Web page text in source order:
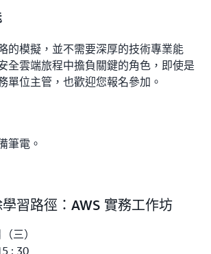
的模擬，並不需要深厚的技術專業能
全雲端旅程中擔負關鍵的角色，即使是
單位主管，也歡迎您報名參加。
筆電。
習路徑：AWS 實務工作坊
三）
: 30